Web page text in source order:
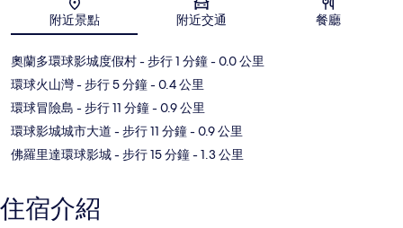
地圖
附近景點 附近交通 餐廳
奧蘭多環球影城度假村- 步行 1 分鐘- 0.0 公里
環球火山灣- 步行 5 分鐘- 0.4 公里
環球冒險島 - 步行 11 分鐘- 0.9 公里
環球影城城市大道 - 步行 11 分鐘- 0.9 公里
佛羅里達環球影城- 步行 15 分鐘- 1.3 公里
住宿介紹